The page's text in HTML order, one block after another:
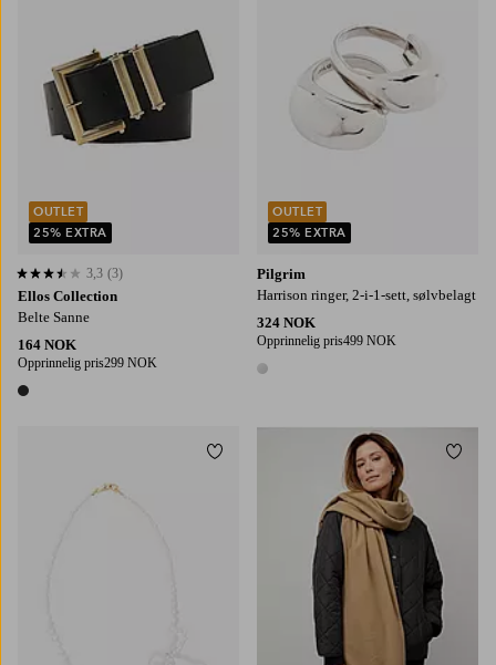
Ellos Collection
Belte Sanne
164 NOK
Opprinnelig pris299 NOK
1 farge
3,3 basert på 3 karaktergivninger
3,3 (3)
OUTLET
25% EXTRA
Pilgrim
Harrison ringer, 2-i-1-sett, sølvbelagt
324 NOK
Opprinnelig pris499 NOK
1 farge
OUTLET
25% EXTRA
Legg til favoritter